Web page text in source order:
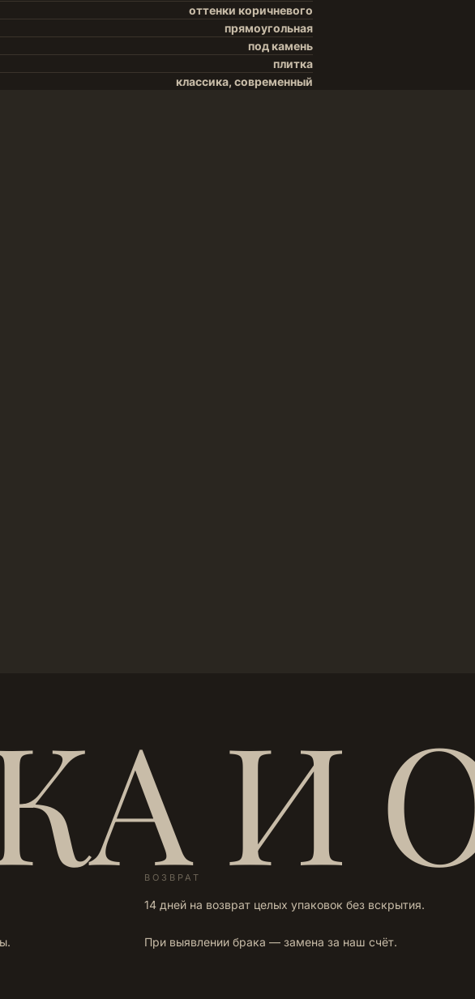
оттенки коричневого
прямоугольная
под камень
плитка
классика, современный
И
ВОЗВРАТ
14 дней на возврат целых упаковок без вскрытия.
При выявлении брака — замена за наш счёт.